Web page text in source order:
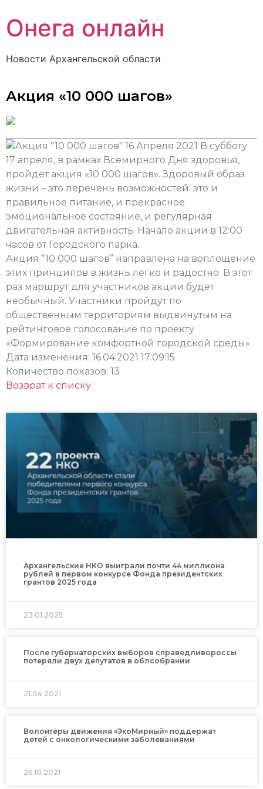
Онега онлайн
Новости Архангельской области
Акция «10 000 шагов»
16 Апреля 2021 В субботу
17 апреля, в рамках Всемирного Дня здоровья,
пройдет акция «10 000 шагов». Здоровый образ
жизни – это перечень возможностей: это и
правильное питание, и прекрасное
эмоциональное состояние, и регулярная
двигательная активность. Начало акции в 12:00
часов от Городского парка.
Акция “10 000 шагов” направлена на воплощение
этих принципов в жизнь легко и радостно. В этот
раз маршрут для участников акции будет
необычный. Участники пройдут по
общественным территориям выдвинутым на
рейтинговое голосование по проекту
«Формирование комфортной городской среды».
Дата изменения: 16.04.2021 17:09:15
Количество показов: 13
Возврат к списку
Архангельские НКО выиграли почти 44 миллиона
рублей в первом конкурсе Фонда президентских
грантов 2025 года
23.01.2025
После губернаторских выборов справедливороссы
потеряли двух депутатов в облсобрании
21.04.2021
Волонтёры движения «ЭкоМирный» поддержат
детей с онкологическими заболеваниями
26.10.2021